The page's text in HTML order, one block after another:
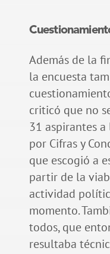
Además de la
la encuesta
criticó que no
31 aspirantes
por Cifras y
que escogió a
partir de la
actividad
momento.
todos, que
resultaba